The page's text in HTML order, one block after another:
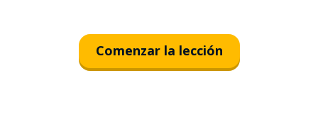
Comenzar la lección